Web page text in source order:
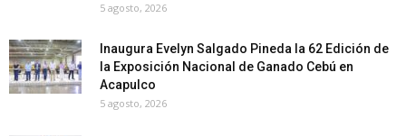
5 agosto, 2026
Inaugura Evelyn Salgado Pineda la 62 Edición de
la Exposición Nacional de Ganado Cebú en
Acapulco
5 agosto, 2026